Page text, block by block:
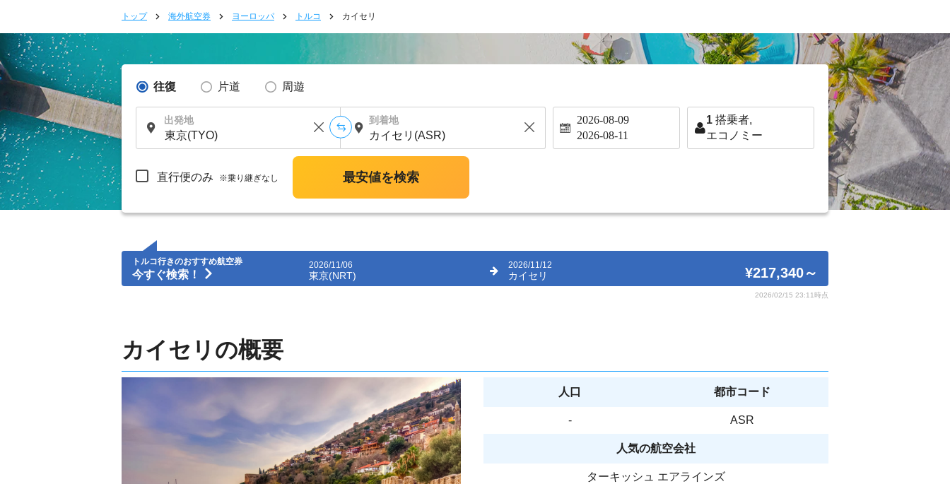
トップ 海外航空券 ヨーロッパ トルコ カイセリ
往復 片道 周遊
出発地 到着地 2026-08-09
2026-08-11
1 搭乗者,
エコノミー
直行便のみ ※乗り継ぎなし 最安値を検索
トルコ行きのおすすめ航空券
今すぐ検索！
2026/11/06
東京(NRT)
2026/11/12
カイセリ ¥217,340～
2026/02/15 23:11時点
カイセリの概要
人口 都市コード
- ASR
人気の航空会社
ターキッシュ エアラインズ